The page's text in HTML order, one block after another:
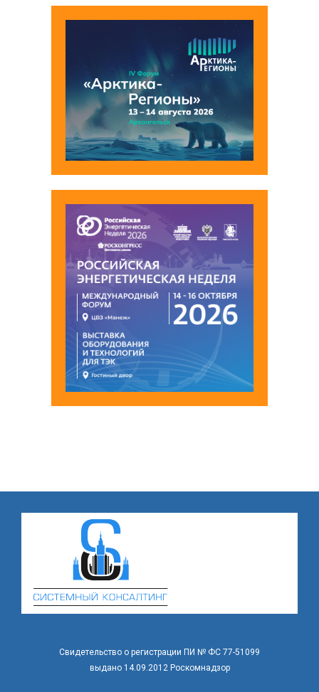
Свидетельство о регистрации ПИ № ФС 77-51099
выдано 14.09.2012 Роскомнадзор